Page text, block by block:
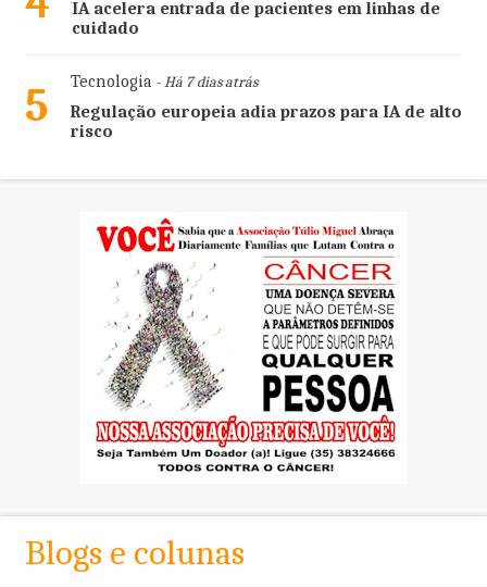
IA acelera entrada de pacientes em linhas de
cuidado
5 Tecnologia- Há 7 dias atrás
Regulação europeia adia prazos para IA de alto
risco
Blogs e colunas